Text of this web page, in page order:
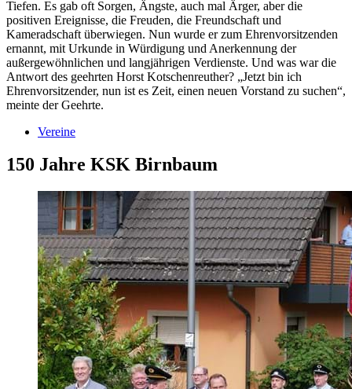
Tiefen. Es gab oft Sorgen, Ängste, auch mal Ärger, aber die
positiven Ereignisse, die Freuden, die Freundschaft und
Kameradschaft überwiegen. Nun wurde er zum Ehrenvorsitzenden
ernannt, mit Urkunde in Würdigung und Anerkennung der
außergewöhnlichen und langjährigen Verdienste. Und was war die
Antwort des geehrten Horst Kotschenreuther? „Jetzt bin ich
Ehrenvorsitzender, nun ist es Zeit, einen neuen Vorstand zu suchen“,
meinte der Geehrte.
Vereine
150 Jahre KSK Birnbaum